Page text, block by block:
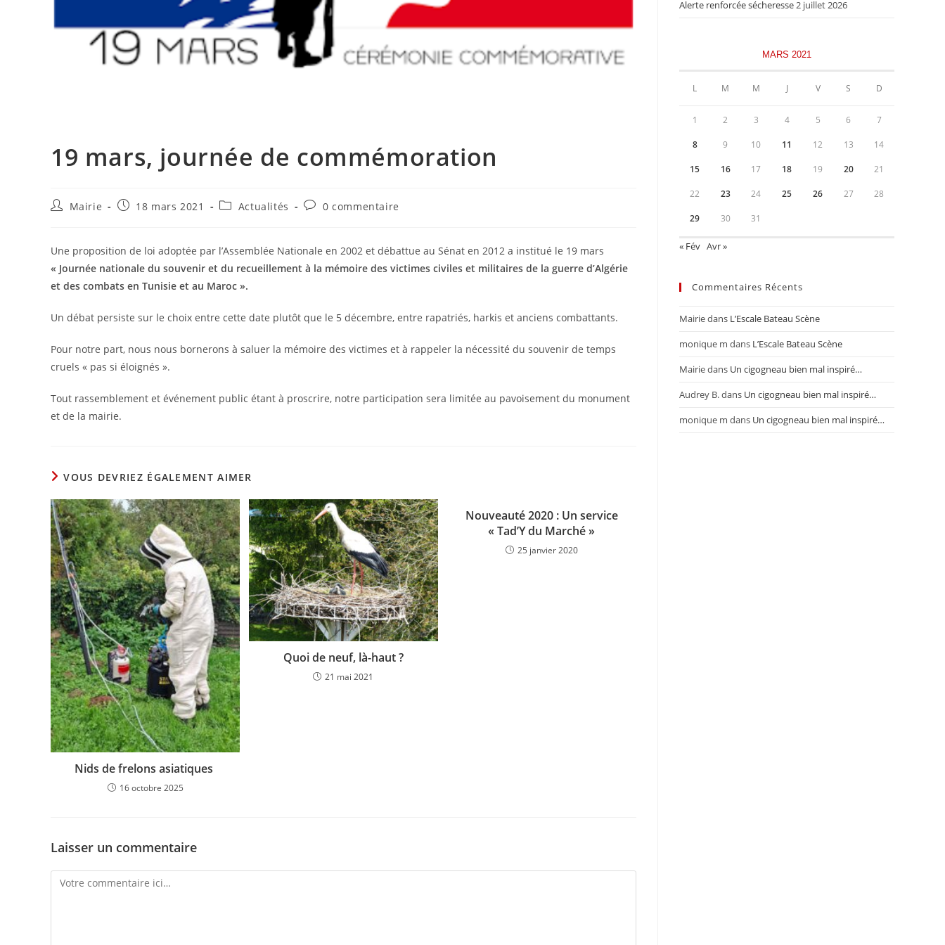
19 mars, journée de commémoration
Auteur/autrice
publication :
Mairie
Publication
18 mars 2021
PostActualités
Commentaires
publication :
0 commentaire
Une proposition de loi adoptée par l’Assemblée Nationale en 2002 et débattue au Sénat en 2012 a institué le 19 mars
« Journée nationale du souvenir et du recueillement à la mémoire des victimes civiles et militaires de la guerre d’Algérie
et des combats en Tunisie et au Maroc ».
Un débat persiste sur le choix entre cette date plutôt que le 5 décembre, entre rapatriés, harkis et anciens combattants.
Pour notre part, nous nous bornerons à saluer la mémoire des victimes et à rappeler la nécessité du souvenir de temps
cruels « pas si éloignés ».
Tout rassemblement et événement public étant à proscrire, notre participation sera limitée au pavoisement du monument
et de la mairie.
VOUS DEVRIEZ ÉGALEMENT AIMER
Nids de frelons asiatiques
16 octobre 2025
Quoi de neuf, là-haut ?
21 mai 2021
Nouveauté 2020 : Un service
« Tad’Y du Marché »
25 janvier 2020
Laisser un commentaire
Comment
Alerte renforcée sécheresse2 juillet 2026
MARS 2021
L M M J V S D
1 2 3 4 5 6 7
8 9 10 11 12 13 14
15 16 17 18 19 20 21
22 23 24 25 26 27 28
29 30 31
« Fév Avr »
Commentaires Récents
Mairiedans L’Escale Bateau Scène
monique m dans L’Escale Bateau Scène
Mairiedans Un cigogneau bien mal inspiré…
Audrey B.dans Un cigogneau bien mal inspiré…
monique m dans Un cigogneau bien mal inspiré…